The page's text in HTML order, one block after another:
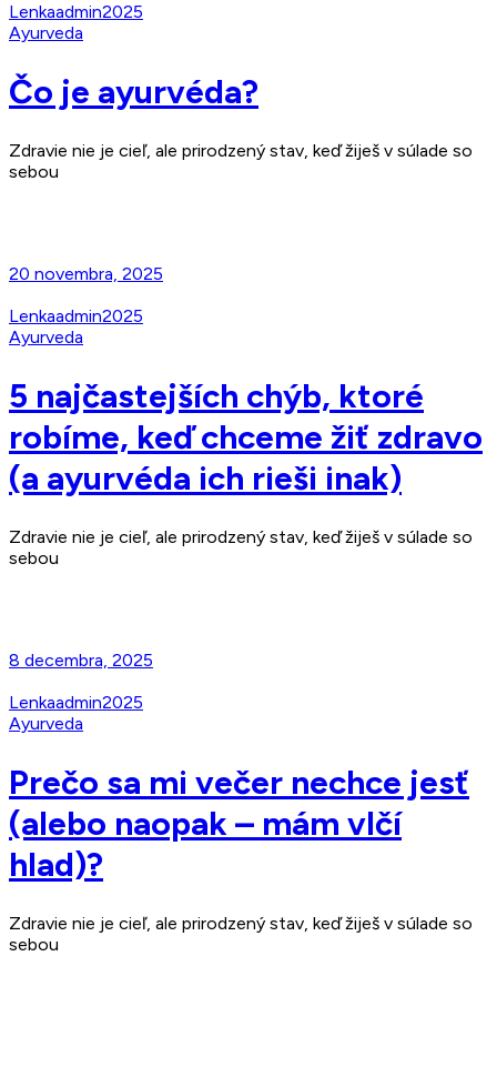
Lenkaadmin2025
Ayurveda
Čo je ayurvéda?
Zdravie nie je cieľ, ale prirodzený stav, keď žiješ v súlade so
sebou
20 novembra, 2025
Lenkaadmin2025
Ayurveda
5 najčastejších chýb, ktoré
robíme, keď chceme žiť zdravo
(a ayurvéda ich rieši inak)
Zdravie nie je cieľ, ale prirodzený stav, keď žiješ v súlade so
sebou
8 decembra, 2025
Lenkaadmin2025
Ayurveda
Prečo sa mi večer nechce jesť
(alebo naopak – mám vlčí
hlad)?
Zdravie nie je cieľ, ale prirodzený stav, keď žiješ v súlade so
sebou